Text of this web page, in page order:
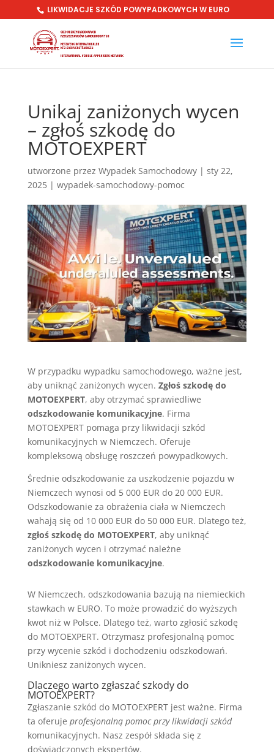
LIKWIDACJE SZKÓD POWYPADKOWYCH W EURO
Unikaj zaniżonych wycen
– zgłoś szkodę do
MOTOEXPERT
utworzone przez Wypadek Samochodowy| sty 22,
2025| wypadek-samochodowy-pomoc
W przypadku wypadku samochodowego, ważne jest,
aby uniknąć zaniżonych wycen. Zgłoś szkodę do
MOTOEXPERT, aby otrzymać sprawiedliwe
odszkodowanie komunikacyjne. Firma
MOTOEXPERT pomaga przy likwidacji szkód
komunikacyjnych w Niemczech. Oferuje
kompleksową obsługę roszczeń powypadkowych.
Średnie odszkodowanie za uszkodzenie pojazdu w
Niemczech wynosi od 5 000 EUR do 20 000 EUR.
Odszkodowanie za obrażenia ciała w Niemczech
wahają się od 10 000 EUR do 50 000 EUR. Dlatego też,
zgłoś szkodę do MOTOEXPERT, aby uniknąć
zaniżonych wycen i otrzymać należne
odszkodowanie komunikacyjne.
W Niemczech, odszkodowania bazują na niemieckich
stawkach w EURO. To może prowadzić do wyższych
kwot niż w Polsce. Dlatego też, warto zgłosić szkodę
do MOTOEXPERT. Otrzymasz profesjonalną pomoc
przy wycenie szkód i dochodzeniu odszkodowań.
Unikniesz zaniżonych wycen.
Dlaczego warto zgłaszać szkody do
MOTOEXPERT?
Zgłaszanie szkód do MOTOEXPERT jest ważne. Firma
ta oferuje profesjonalną pomoc przy likwidacji szkód
komunikacyjnych. Nasz zespół składa się z
doświadczonych ekspertów.